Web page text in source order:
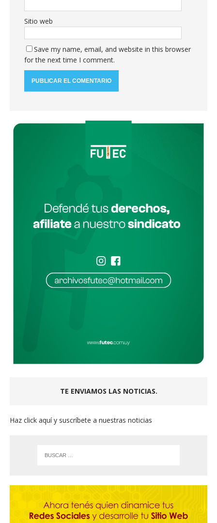
Sitio web
Save my name, email, and website in this browser
for the next time I comment.
TE ENVIAMOS LAS NOTICIAS.
Haz click aquí y suscríbete a nuestras noticias